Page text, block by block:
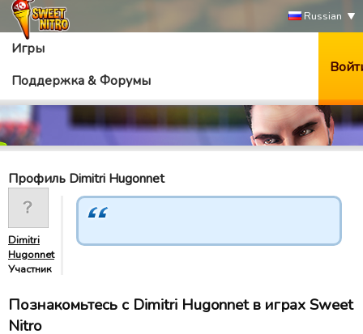
Russian
Игры
Поддержка & Форумы
Профиль Dimitri Hugonnet
Dimitri
Hugonnet
Участник
Познакомьтесь с Dimitri Hugonnet в играх Sweet
Nitro